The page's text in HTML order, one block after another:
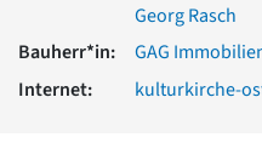
Impressum
Datenschutz
Georg Rasch
Bauherr*in:
GAG
Internet:
kulturkirche-